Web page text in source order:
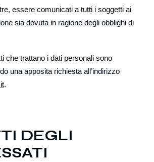
essere comunicati a tutti i soggetti ai
sia dovuta in ragione degli obblighi di
che trattano i dati personali sono
una apposita richiesta all’indirizzo
.
DEGLI